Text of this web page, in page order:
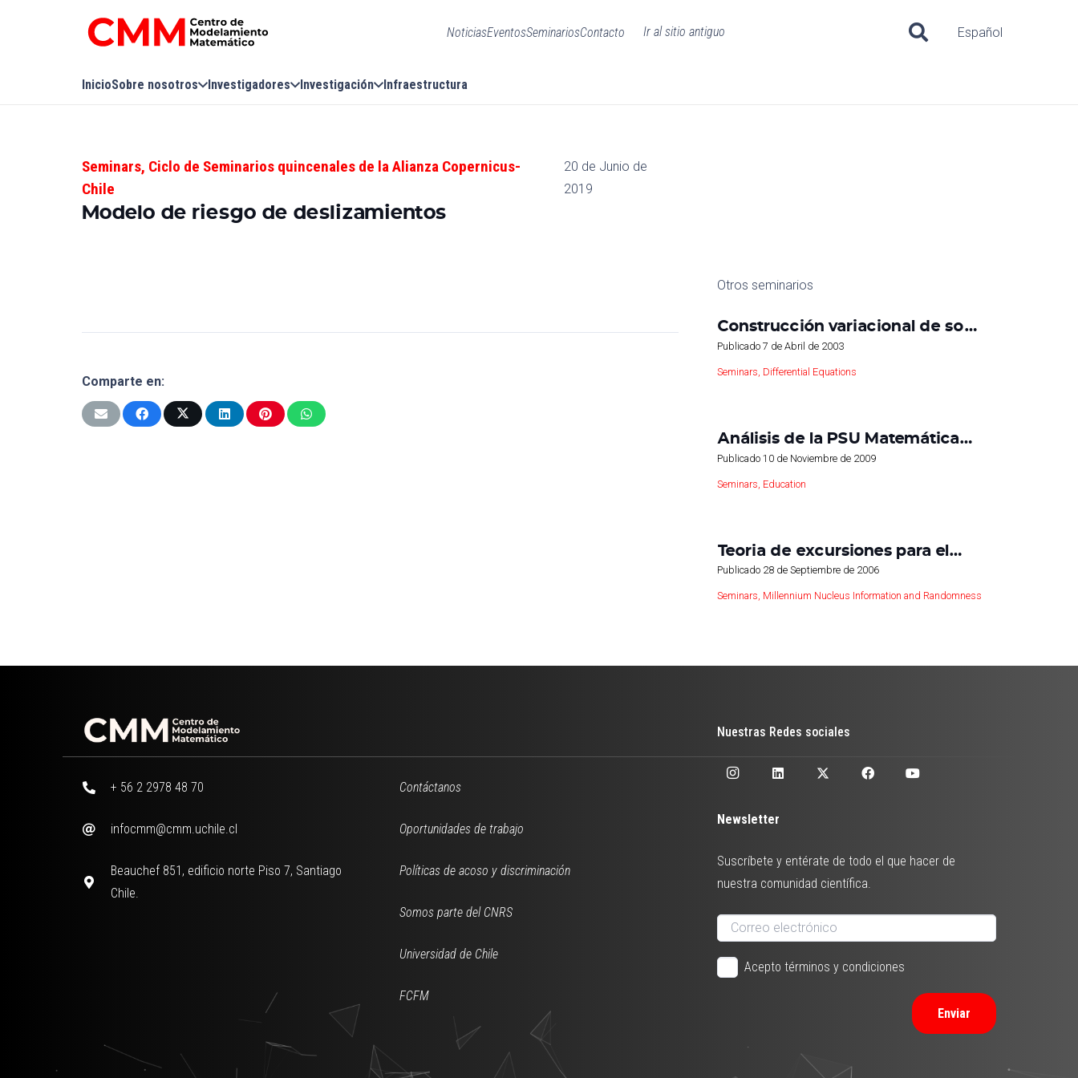
NoticiasEventosSeminariosContacto Ir al sitio antiguo Español
InicioSobre nosotros Investigadores Investigación Infraestructura
Seminars, Ciclo de Seminarios quincenales de la Alianza Copernicus-
Chile
20 de Junio de
2019
Modelo de riesgo de deslizamientos
Comparte en:
Otros seminarios
Construcción variacional de so…
Publicado 7 de Abril de 2003
Seminars Differential Equations
Análisis de la PSU Matemática…
Publicado 10 de Noviembre de 2009
Seminars Education
Teoria de excursiones para el…
Publicado 28 de Septiembre de 2006
Seminars, Millennium Nucleus Information and Randomness
Nuestras Redes sociales
+ 56 2 2978 48 70
infocmm@cmm.uchile.cl
Beauchef 851, edificio norte Piso 7, Santiago
Chile.
Contáctanos
Oportunidades de trabajo
Políticas de acoso y discriminación
Somos parte del CNRS
Universidad de Chile
FCFM
Newsletter
Suscríbete y entérate de todo el que hacer de
nuestra comunidad científica.
Acepto términos y condiciones
Enviar